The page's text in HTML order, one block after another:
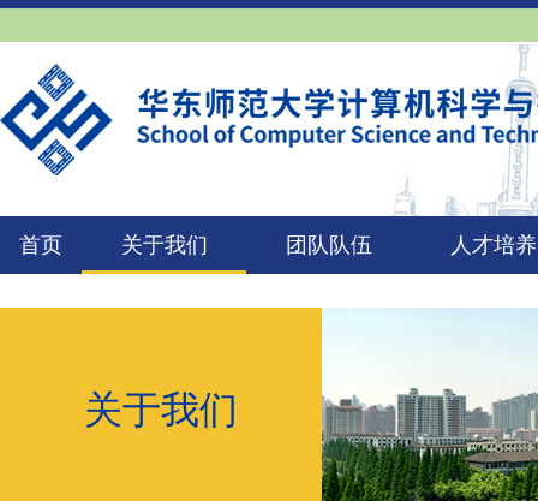
首页 关于我们 团队队伍 人才培养
关于我们